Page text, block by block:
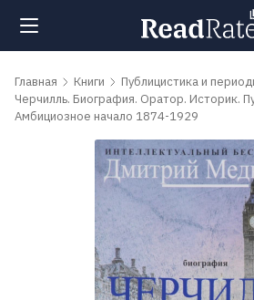
Поиск
Главная Книги
Публицистика и
Черчилль. Биография. Оратор. Историк.
Амбициозное начало 1874-1929